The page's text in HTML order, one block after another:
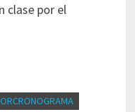
clase por el